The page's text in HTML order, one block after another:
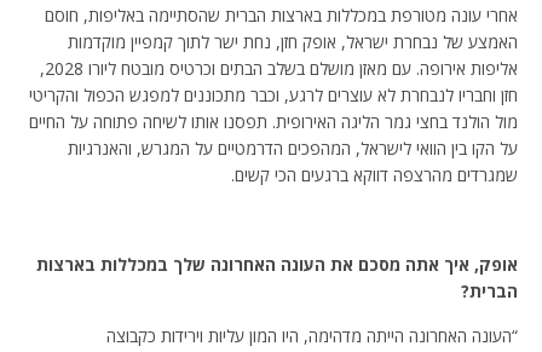
אחרי עונה מטורפת במכללות בארצות הברית שהסתיימה באליפות, חוסם
האמצע של נבחרת ישראל, אופק חזן, נחת ישר לתוך קמפיין מוקדמות
אליפות אירופה. עם מאזן מושלם בשלב הבתים וכרטיס מובטח ליורו 2028,
חזן וחבריו לנבחרת לא עוצרים לרגע, וכבר מתכוננים למפגש הכפול והקריטי
מול הולנד בחצי גמר הליגה האירופית. תפסנו אותו לשיחה פתוחה על החיים
על הקו בין הוואי לישראל, המהפכים הדרמטיים על המגרש, והאנרגיות
שמגרדים מהרצפה דווקא ברגעים הכי קשים.
אופק, איך אתה מסכם את העונה האחרונה שלך במכללות בארצות
הברית?
“העונה האחרונה הייתה מדהימה, היו המון עליות וירידות כקבוצה